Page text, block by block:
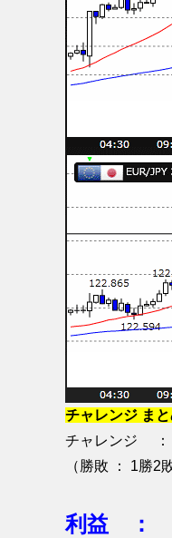
チャレンジ ま
チャレンジ ：
（勝敗 ： 1勝2
利益 ：